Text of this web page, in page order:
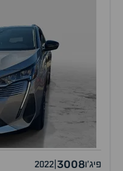
פיג'ו3008
2022